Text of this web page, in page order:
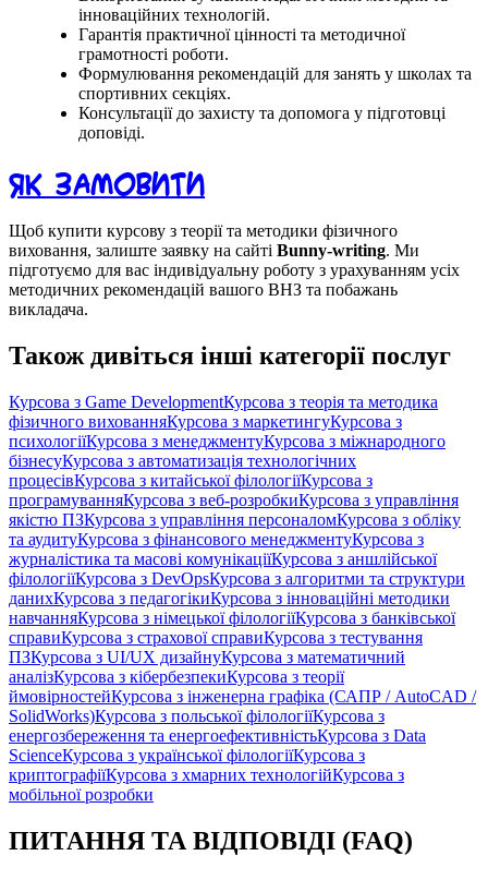
інноваційних технологій.
Гарантія практичної цінності та методичної
грамотності роботи.
Формулювання рекомендацій для занять у школах та
спортивних секціях.
Консультації до захисту та допомога у підготовці
доповіді.
Як замовити
Щоб купити курсову з теорії та методики фізичного
виховання, залиште заявку на сайті Bunny-writing. Ми
підготуємо для вас індивідуальну роботу з урахуванням усіх
методичних рекомендацій вашого ВНЗ та побажань
викладача.
Також дивіться інші категорії послуг
Курсова з Game DevelopmentКурсова з теорія та методика
фізичного вихованняКурсова з маркетингуКурсова з
психологіїКурсова з менеджментуКурсова з міжнародного
бізнесуКурсова з автоматизація технологічних
процесівКурсова з китайської філологіїКурсова з
програмуванняКурсова з веб-розробкиКурсова з управління
якістю ПЗКурсова з управління персоналомКурсова з обліку
та аудитуКурсова з фінансового менеджментуКурсова з
журналістика та масові комунікаціїКурсова з аншлійської
філологіїКурсова з DevOpsКурсова з алгоритми та структури
данихКурсова з педагогікиКурсова з інноваційні методики
навчанняКурсова з німецької філологіїКурсова з банківської
справиКурсова з страхової справиКурсова з тестування
ПЗКурсова з UI/UX дизайнуКурсова з математичний
аналізКурсова з кібербезпекиКурсова з теорії
ймовірностейКурсова з інженерна графіка (САПР / AutoCAD /
SolidWorks)Курсова з польської філологіїКурсова з
енергозбереження та енергоефективністьКурсова з Data
ScienceКурсова з української філологіїКурсова з
криптографіїКурсова з хмарних технологійКурсова з
мобільної розробки
ПИТАННЯ ТА ВІДПОВІДІ (FAQ)